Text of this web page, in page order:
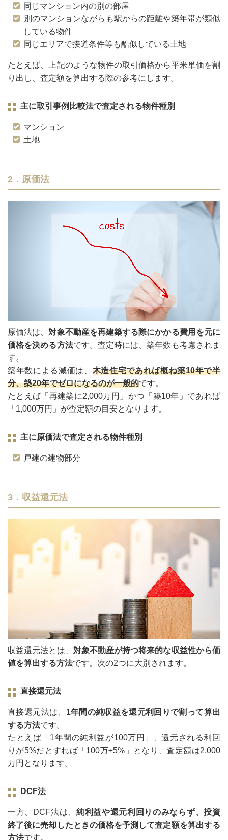
同じマンション内の別の部屋
別のマンションながらも駅からの距離や築年帯が類似
している物件
同じエリアで接道条件等も酷似している土地
たとえば、上記のような物件の取引価格から平米単価を割
り出し、査定額を算出する際の参考にします。
主に取引事例比較法で査定される物件種別
マンション
土地
2．原価法
原価法は、対象不動産を再建築する際にかかる費用を元に
価格を決める方法です。査定時には、築年数も考慮されま
す。
築年数による減価は、 木造住宅であれば概ね築10年で半
分、築20年でゼロになるのが一般的です。
たとえば「再建築に2,000万円」かつ「築10年」であれば
「1,000万円」が査定額の目安となります。
主に原価法で査定される物件種別
戸建の建物部分
3．収益還元法
収益還元法とは、 対象不動産が持つ将来的な収益性から価
値を算出する方法です。次の2つに大別されます。
直接還元法
直接還元法は、 1年間の純収益を還元利回りで割って算出
する方法です。
たとえば「1年間の純利益が100万円」、還元される利回
りが5%だとすれば「100万÷5%」となり、査定額は2,000
万円となります。
DCF法
一方、DCF法は、 純利益や還元利回りのみならず、投資
終了後に売却したときの価格を予測して査定額を算出する
方法です。